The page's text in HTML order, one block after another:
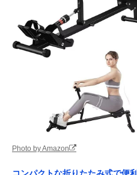
Photo by Amazon
コンパクトな折りたたみ式で便利